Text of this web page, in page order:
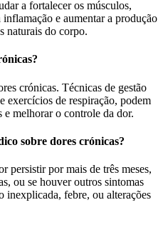
a fortalecer os músculos,
e aumentar a produção
naturais do corpo.
crónicas. Técnicas de gestão
exercícios de respiração, podem
e melhorar o controle da dor.
sobre dores crónicas?
persistir por mais de três meses,
ou se houver outros sintomas
inexplicada, febre, ou alterações